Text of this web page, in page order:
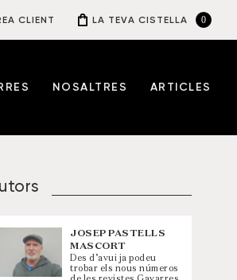
CLIENT LA TEVA CISTELLA 0
NOSALTRES ARTICLES
JOSEP PASTELLS
MASCORT
Des d’avui ja podeu
trobar els nous números